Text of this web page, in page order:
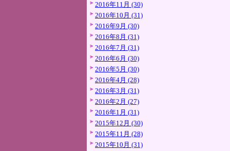
2016年11月 (30)
2016年10月 (31)
2016年9月 (30)
2016年8月 (31)
2016年7月 (31)
2016年6月 (30)
2016年5月 (30)
2016年4月 (28)
2016年3月 (31)
2016年2月 (27)
2016年1月 (31)
2015年12月 (30)
2015年11月 (28)
2015年10月 (31)